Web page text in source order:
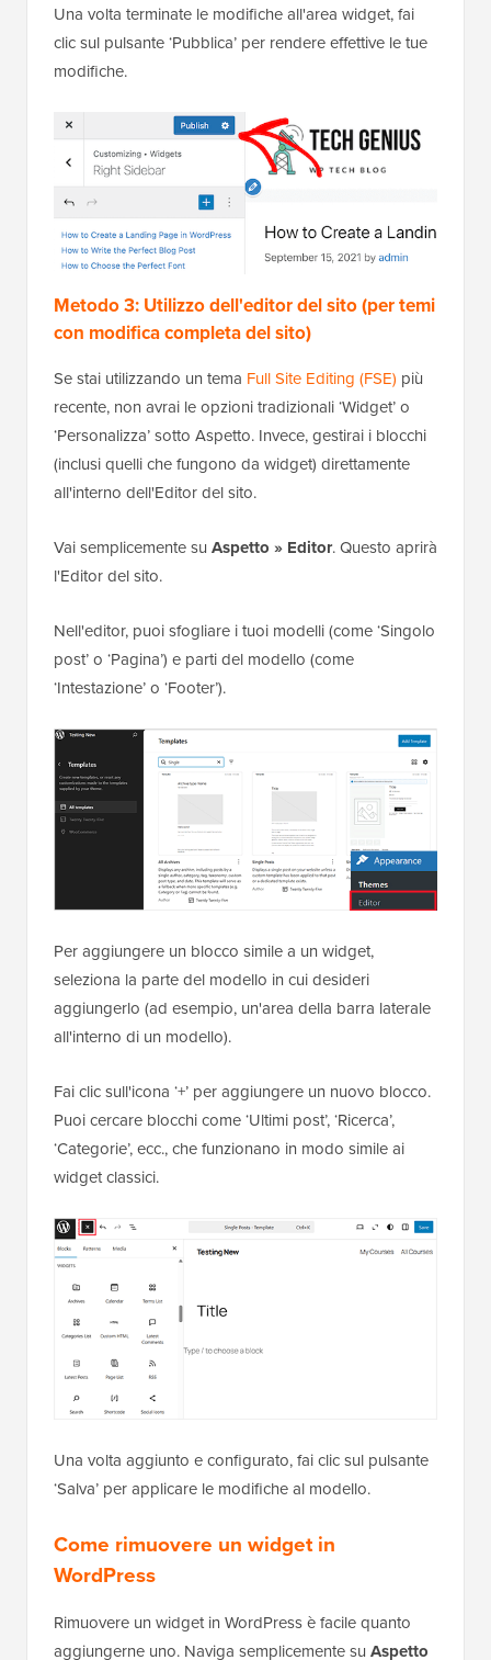
Una volta terminate le modifiche all'area widget, fai
clic sul pulsante ‘Pubblica’ per rendere effettive le tue
modifiche.
Metodo 3: Utilizzo dell'editor del sito (per temi
con modifica completa del sito)
Se stai utilizzando un tema Full Site Editing (FSE) più
recente, non avrai le opzioni tradizionali ‘Widget’ o
‘Personalizza’ sotto Aspetto. Invece, gestirai i blocchi
(inclusi quelli che fungono da widget) direttamente
all'interno dell'Editor del sito.
Vai semplicemente su Aspetto » Editor. Questo aprirà
l'Editor del sito.
Nell'editor, puoi sfogliare i tuoi modelli (come ‘Singolo
post’ o ‘Pagina’) e parti del modello (come
‘Intestazione’ o ‘Footer’).
Per aggiungere un blocco simile a un widget,
seleziona la parte del modello in cui desideri
aggiungerlo (ad esempio, un'area della barra laterale
all'interno di un modello).
Fai clic sull'icona ‘+’ per aggiungere un nuovo blocco.
Puoi cercare blocchi come ‘Ultimi post’, ‘Ricerca’,
‘Categorie’, ecc., che funzionano in modo simile ai
widget classici.
Una volta aggiunto e configurato, fai clic sul pulsante
‘Salva’ per applicare le modifiche al modello.
Come rimuovere un widget in
WordPress
Rimuovere un widget in WordPress è facile quanto
aggiungerne uno. Naviga semplicemente su Aspetto